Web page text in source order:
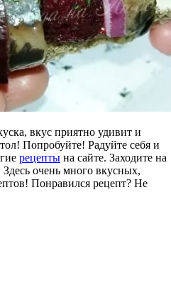
вкус приятно удивит и
Попробуйте! Радуйте себя и
рецепты на сайте. Заходите на
Здесь очень много вкусных,
Понравился рецепт? Не